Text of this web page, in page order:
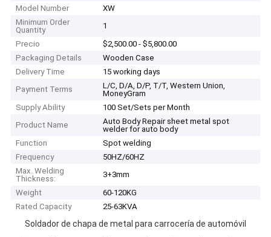
Model Number
XW
Minimum Order
Quantity
1
Precio
$2,500.00 - $5,800.00
Packaging Details
Wooden Case
Delivery Time
15 working days
Payment Terms
L/C, D/A, D/P, T/T, Western Union,
MoneyGram
Supply Ability
100 Set/Sets per Month
Product Name
Auto Body Repair sheet metal spot
welder for auto body
Function
Spot welding
Frequency
50HZ/60HZ
Max. Welding
Thickness:
3+3mm
Weight
60-120KG
Rated Capacity
25-63KVA
Soldador de chapa de metal para carrocería de automóvil